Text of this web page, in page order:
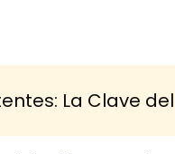
La Clave